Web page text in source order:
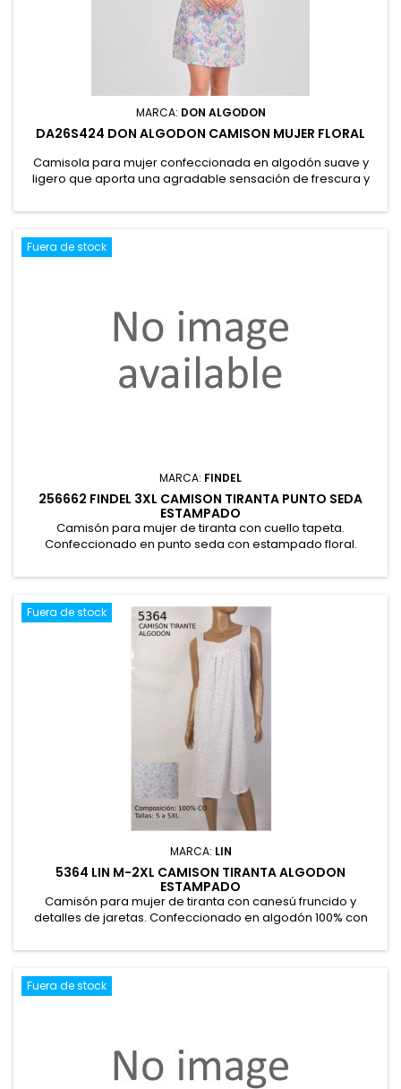
MARCA: DON ALGODON
DA26S424 DON ALGODON CAMISON MUJER FLORAL
Camisola para mujer confeccionada en algodón suave y
ligero que aporta una agradable sensación de frescura y
tirantes regulables para un ajuste perfecto. Presentación en
Fuera de stock
MARCA: FINDEL
256662 FINDEL 3XL CAMISON TIRANTA PUNTO SEDA
ESTAMPADO
Camisón para mujer de tiranta con cuello tapeta.
Confeccionado en punto seda con estampado floral.
Fuera de stock
MARCA: LIN
5364 LIN M-2XL CAMISON TIRANTA ALGODON
ESTAMPADO
Camisón para mujer de tiranta con canesú fruncido y
detalles de jaretas. Confeccionado en algodón 100% con
Fuera de stock